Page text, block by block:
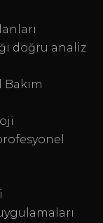
doğru analiz